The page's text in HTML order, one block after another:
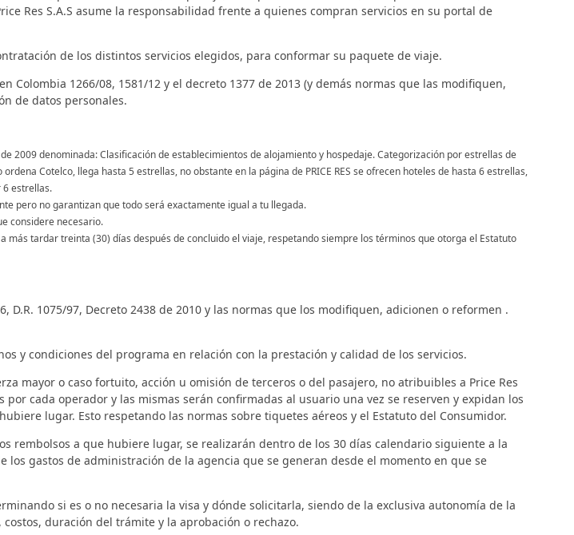
Res S.A.S asume la responsabilidad frente a quienes compran servicios en su portal de
de los distintos servicios elegidos, para conformar su paquete de viaje.
1266/08, 1581/12 y el decreto 1377 de 2013 (y demás normas que las modifiquen,
de datos personales.
2009 denominada: Clasificación de establecimientos de alojamiento y hospedaje. Categorización por estrellas de
Cotelco, llega hasta 5 estrellas, no obstante en la página de PRICE RES se ofrecen hoteles de hasta 6 estrellas,
6 estrellas.
pero no garantizan que todo será exactamente igual a tu llegada.
considere necesario.
tardar treinta (30) días después de concluido el viaje, respetando siempre los términos que otorga el Estatuto
1075/97, Decreto 2438 de 2010 y las normas que los modifiquen, adicionen o reformen .
y condiciones del programa en relación con la prestación y calidad de los servicios.
mayor o caso fortuito, acción u omisión de terceros o del pasajero, no atribuibles a Price Res
cada operador y las mismas serán confirmadas al usuario una vez se reserven y expidan los
lugar. Esto respetando las normas sobre tiquetes aéreos y el Estatuto del Consumidor.
rembolsos a que hubiere lugar, se realizarán dentro de los 30 días calendario siguiente a la
gastos de administración de la agencia que se generan desde el momento en que se
si es o no necesaria la visa y dónde solicitarla, siendo de la exclusiva autonomía de la
duración del trámite y la aprobación o rechazo.